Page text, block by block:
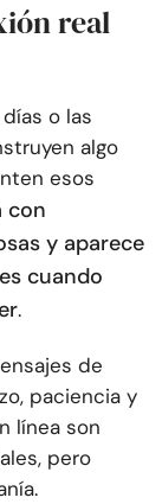
real
o las
algo
esos
con
y aparece
cuando
.
de
paciencia y
línea son
pero